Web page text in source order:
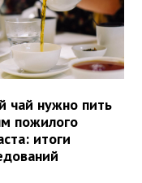
чай нужно пить
пожилого
итоги